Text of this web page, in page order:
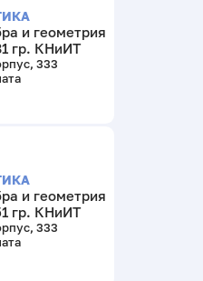
и геометрия
гр. КНиИТ
333
и геометрия
гр. КНиИТ
333